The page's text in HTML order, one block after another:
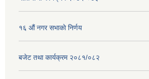
१६ ‌औं नगर सभाकाे निर्णय
बजेट तथा कार्यक्रम २०८१/०८२